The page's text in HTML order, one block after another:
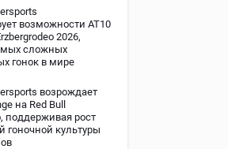
возможности AT10
2026,
сложных
гонок в мире
возрождает
на Red Bull
поддерживая рост
гоночной культуры